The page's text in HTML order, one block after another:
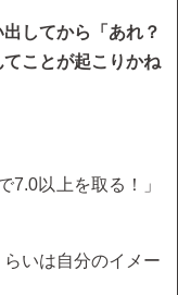
してから「あれ？
ことが起こりかね
7.0以上を取る！」
いは自分のイメー